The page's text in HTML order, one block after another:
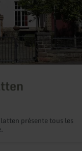
présente tous les